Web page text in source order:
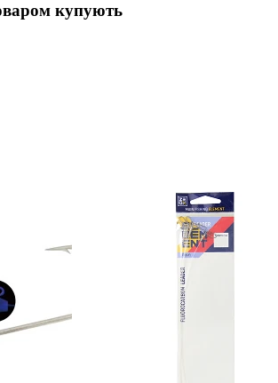
купують